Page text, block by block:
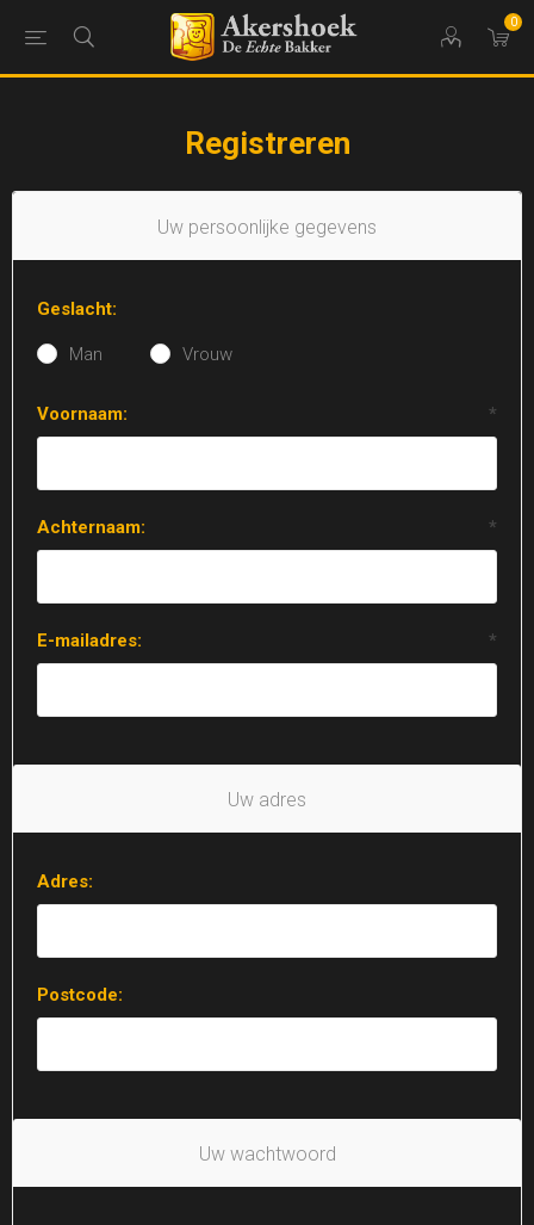
0
Registreren
Uw persoonlijke gegevens
Geslacht:
Man Vrouw
Voornaam: *
Achternaam: *
E-mailadres: *
Uw adres
Adres:
Postcode:
Uw wachtwoord